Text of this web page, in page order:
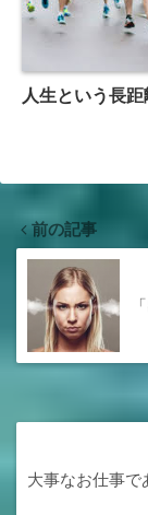
人生という長
前の記事
大事なお仕事で